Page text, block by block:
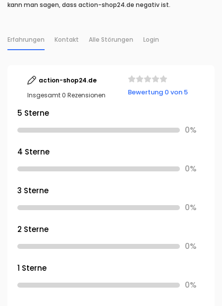
kann man sagen, dass action-shop24.de negativ ist.
Erfahrungen Kontakt Alle Störungen Login
action-shop24.de
Insgesamt 0 Rezensionen
Bewertung 0 von 5
5 Sterne
0%
4 Sterne
0%
3 Sterne
0%
2 Sterne
0%
1 Sterne
0%